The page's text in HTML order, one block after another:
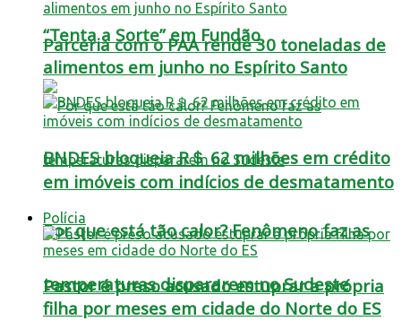
“Tenta a Sorte” em Fundão
Por que está tão calor? Fenômeno faz as
temperaturas dispararem no Sudeste
Parceria com o PAA rende 30 toneladas de
alimentos em junho no Espírito Santo
BNDES bloqueia R＄ 62 milhões em crédito
em imóveis com indícios de desmatamento
Polícia
Pastor é preso acusado estuprar a própria
filha por meses em cidade do Norte do ES